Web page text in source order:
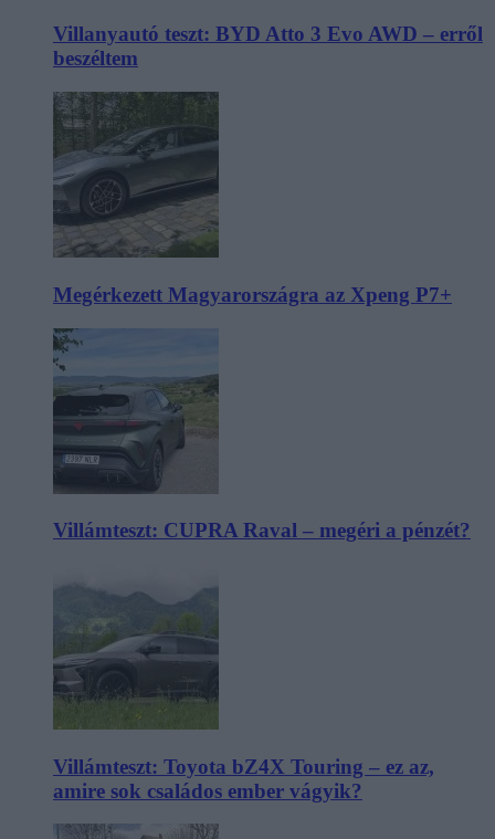
Villanyautó teszt: BYD Atto 3 Evo AWD – erről
beszéltem
Megérkezett Magyarországra az Xpeng P7+
Villámteszt: CUPRA Raval – megéri a pénzét?
Villámteszt: Toyota bZ4X Touring – ez az,
amire sok családos ember vágyik?